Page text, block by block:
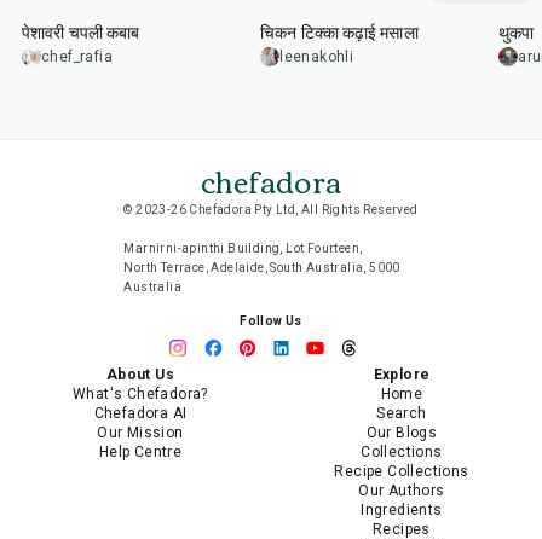
पेशावरी चपली कबाब
chef_rafia
चिकन टिक्का कढ़ाई मसाला
leenakohli
थुकपा
chefadora
© 2023-26 Chefadora Pty Ltd, All Rights Reserved
Marnirni-apinthi Building, Lot Fourteen,
North Terrace, Adelaide, South Australia, 5000
Australia
Follow Us
About Us
What's Chefadora?
Chefadora AI
Our Mission
Help Centre
Explore
Home
Search
Our Blogs
Collections
Recipe Collections
Our Authors
Ingredients
Recipes